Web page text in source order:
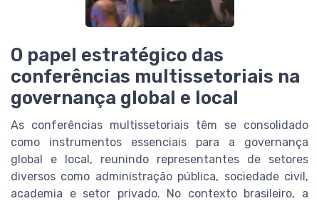
O papel estratégico das
conferências multissetoriais na
governança global e local
As conferências multissetoriais têm se consolidado
como instrumentos essenciais para a governança
global e local, reunindo representantes de setores
diversos como administração pública, sociedade civil,
academia e setor privado. No contexto brasileiro, a